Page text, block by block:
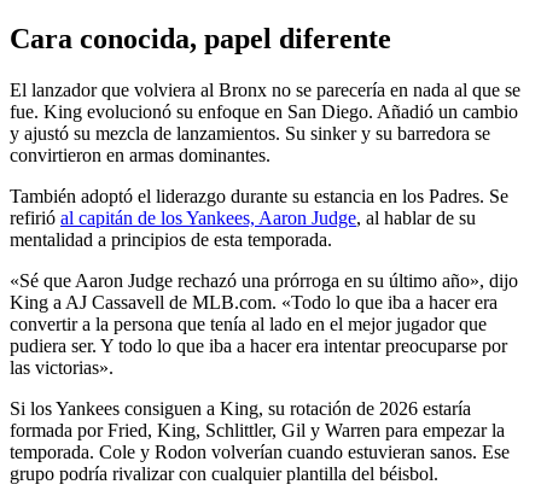
Cara conocida, papel diferente
El lanzador que volviera al Bronx no se parecería en nada al que se
fue. King evolucionó su enfoque en San Diego. Añadió un cambio
y ajustó su mezcla de lanzamientos. Su sinker y su barredora se
convirtieron en armas dominantes.
También adoptó el liderazgo durante su estancia en los Padres. Se
refirió al capitán de los Yankees, Aaron Judge, al hablar de su
mentalidad a principios de esta temporada.
«Sé que Aaron Judge rechazó una prórroga en su último año», dijo
King a AJ Cassavell de MLB.com. «Todo lo que iba a hacer era
convertir a la persona que tenía al lado en el mejor jugador que
pudiera ser. Y todo lo que iba a hacer era intentar preocuparse por
las victorias».
Si los Yankees consiguen a King, su rotación de 2026 estaría
formada por Fried, King, Schlittler, Gil y Warren para empezar la
temporada. Cole y Rodon volverían cuando estuvieran sanos. Ese
grupo podría rivalizar con cualquier plantilla del béisbol.